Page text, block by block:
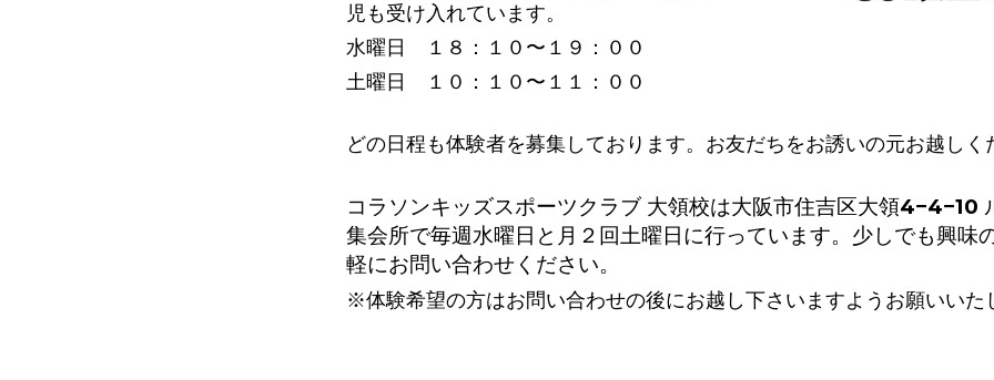
児も受け入れています。
水曜日 １８：１０〜１９：００
土曜日 １０：１０〜１１：００
どの日程も体験者を募集しております。お友だちをお誘いの元お越しく
コラソンキッズスポーツクラブ 大領校は大阪市住吉区大領4−4−10
集会所で毎週水曜日と月２回土曜日に行っています。少しでも興味
軽にお問い合わせください。
※体験希望の方はお問い合わせの後にお越し下さいますようお願いいた